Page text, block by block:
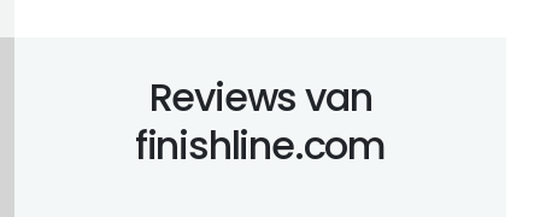
Reviews van
finishline.com